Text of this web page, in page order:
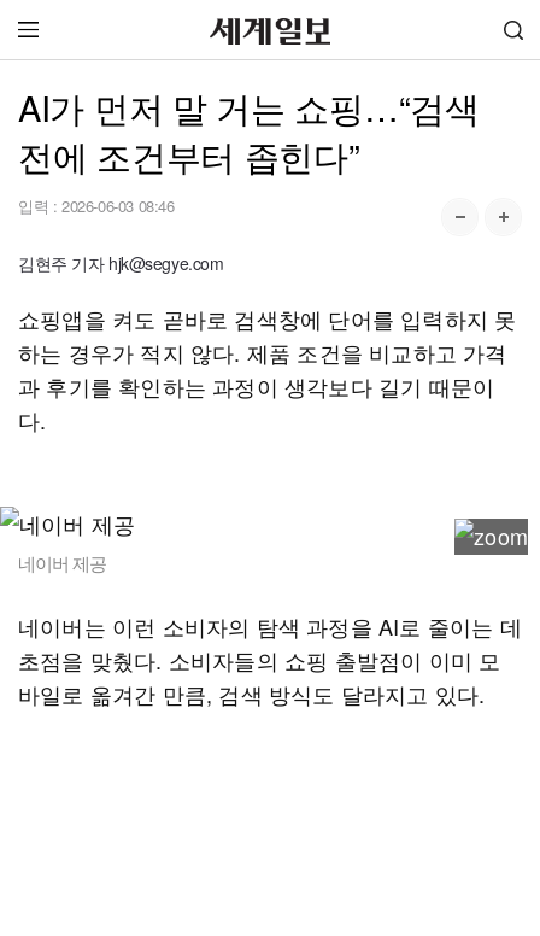
AI가 먼저 말 거는 쇼핑…“검색
전에 조건부터 좁힌다”
입력 : 2026-06-03 08:46
김현주 기자 hjk@segye.com
쇼핑앱을 켜도 곧바로 검색창에 단어를 입력하지 못
하는 경우가 적지 않다. 제품 조건을 비교하고 가격
과 후기를 확인하는 과정이 생각보다 길기 때문이
다.
네이버 제공
네이버는 이런 소비자의 탐색 과정을 AI로 줄이는 데
초점을 맞췄다. 소비자들의 쇼핑 출발점이 이미 모
바일로 옮겨간 만큼, 검색 방식도 달라지고 있다.